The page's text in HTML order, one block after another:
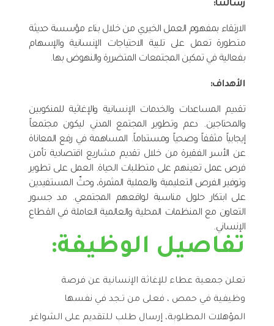
رسالتنا:
الارتقاء بمفهوم العمل الخيري من خلال بناء مؤسسة حديثة
متطورة تعمل على تلبية الاحتياجات الإنسانية والإسهام
بفعالية في تمكين المجتمعات المتضررة والنهوض بها.
الأهداف:
تقديم المساعدات والخدمات الإنسانية والإغاثية للمنكوبين
والمحتاجين. دعم وتطوير المجتمع المدني ليكون مجتمعاً
إيجابياً مثقفاً وصحياً ومستداماً. المساهمة في رفع المعاناة
عن الأسر الفقيرة من خلال تقديم مشاريع اقتصادية تأمن
فرص عمل تعينهم على متطلبات الحياة. العمل على تطوير
وتوفير الفرص التعليمية والعملية المثمرة، وحثّ المستفيدين
على ابتكار حلول مناسبة لواقعهم المجتمعي. مد جسور
التعاون مع المنظمات المحلية والعالمية العاملة في القطاع
الإنساني.
تفاصيل الوظيفة:
تعلن جمعية عطاء للإغاثة الإنسانية عن فرصة
وظيفية في حمص ، فعلى من تـجد في نفسها
المؤهلات المطلوبة، إرسال طلب للتقديم على الشواغر